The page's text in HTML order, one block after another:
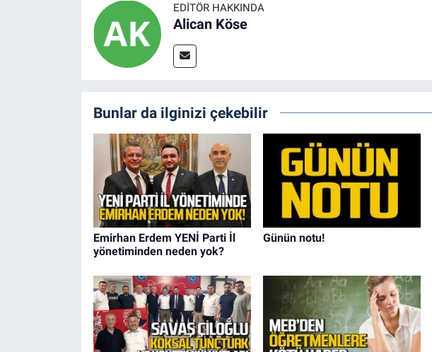
EDITÖR HAKKINDA
Alican Köse
Bunlar da ilginizi çekebilir
Emirhan Erdem YENİ Parti İl
yönetiminden neden yok?
Günün notu!